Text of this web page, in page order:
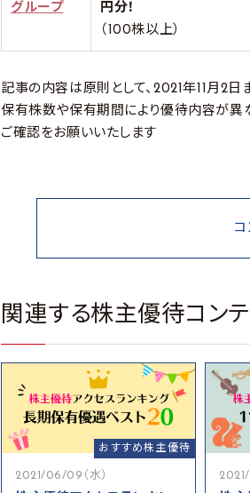
グループ
円分！
（100株以上）
記事の内容は原則として、2021年11月2日
保有株数や保有期間により優待内容が異
ご確認をお願いいたします
関連する株主優待コン
おすすめ株主優待
2021/06/09（水） 2021/